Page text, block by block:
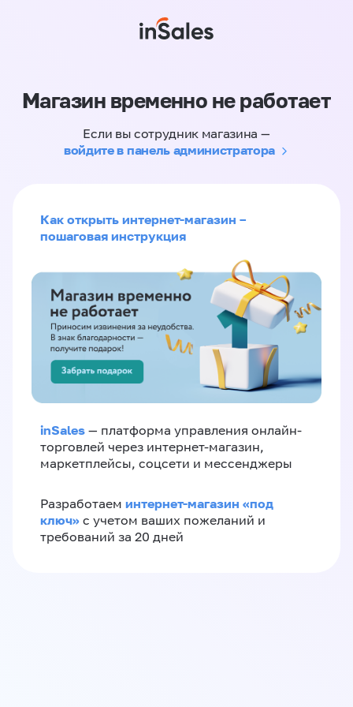
Магазин временно не работает
Если вы сотрудник магазина —
войдите в панель администратора
Как открыть интернет-магазин –
пошаговая инструкция
inSales — платформа управления онлайн-
торговлей через интернет-магазин,
маркетплейсы, соцсети и мессенджеры
Разработаем интернет-магазин «‎под
ключ»‎ с учетом ваших пожеланий и
требований за 20 дней